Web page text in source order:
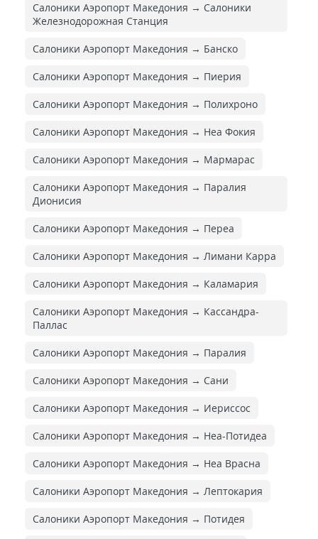
Салоники Аэропорт Македония → Салоники
Железнодорожная Cтанция
Салоники Аэропорт Македония → Банско
Салоники Аэропорт Македония → Пиерия
Салоники Аэропорт Македония → Полихроно
Салоники Аэропорт Македония → Неа Фокия
Салоники Аэропорт Македония → Мармарас
Салоники Аэропорт Македония → Паралия
Дионисия
Салоники Аэропорт Македония → Переа
Салоники Аэропорт Македония → Лимани Карра
Салоники Аэропорт Македония → Каламария
Салоники Аэропорт Македония → Кассандра-
Паллас
Салоники Аэропорт Македония → Паралия
Салоники Аэропорт Македония → Сани
Салоники Аэропорт Македония → Иериссос
Салоники Аэропорт Македония → Неа-Потидеа
Салоники Аэропорт Македония → Неа Врасна
Салоники Аэропорт Македония → Лептокария
Салоники Аэропорт Македония → Потидея